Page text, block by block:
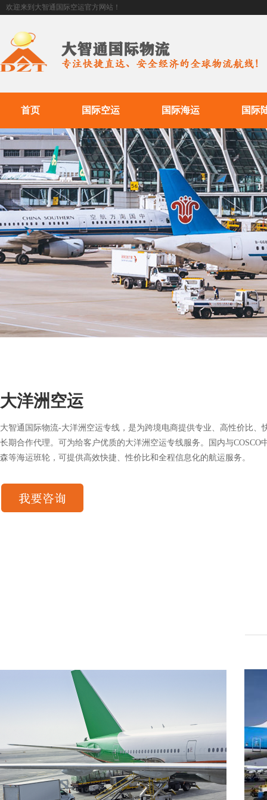
欢迎来到大智通国际空运官方网站！
首页 国际空运 国际海运 国际
大洋洲空运
大智通国际物流-大洋洲空运专线，是为跨境电商提供专业、高性价比
长期合作代理。可为给客户优质的大洋洲空运专线服务。国内与COSCO
森等海运班轮，可提供高效快捷、性价比和全程信息化的航运服务。